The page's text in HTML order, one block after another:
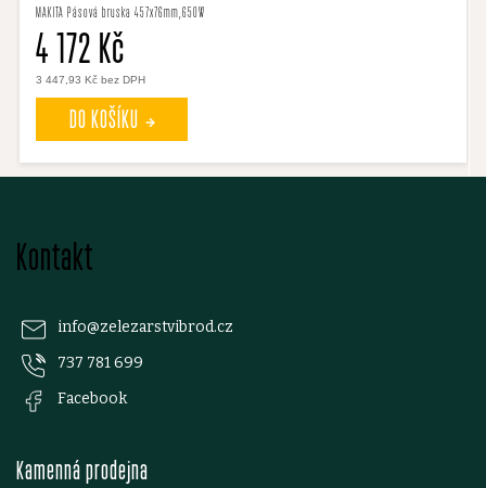
MAKITA Pásová bruska 457x76mm,650W
3 447,93 Kč bez DPH
4 172 Kč
DO KOŠÍKU
Kontakt
info@zelezarstvibrod.cz
737 781 699
Facebook
Kamenná prodejna